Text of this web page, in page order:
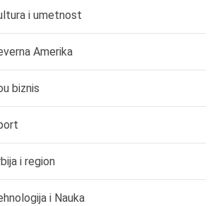
i umetnost
Amerika
biznis
i region
i Nauka